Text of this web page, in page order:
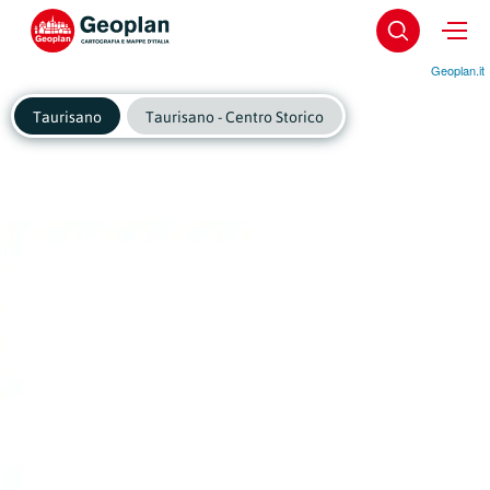
Geoplan.it
Taurisano Taurisano - Centro Storico